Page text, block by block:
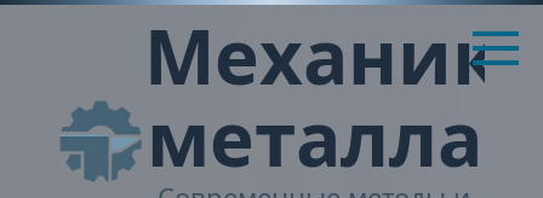
Перейти
Механика
металла